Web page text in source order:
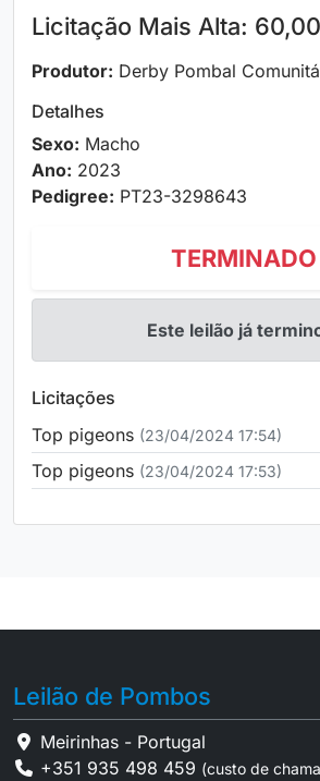
Licitação Mais Alta:
Produtor: Derby Pombal
Detalhes
Sexo: Macho
Ano: 2023
Pedigree: PT23-3298643
TERMINADO
Este leilão já
Licitações
Top pigeons (23/04/2024 17:54)
Top pigeons (23/04/2024 17:53)
Leilão de Pombos
Meirinhas - Portugal
+351 935 498 459 (custo de